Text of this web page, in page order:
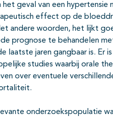
geval van een
effect op de
andere woorden, het lijkt
prognose te behandelen
laatste jaren gangbaar is. Er
studies waarbij orale
over eventuele
onderzoekspopulatie